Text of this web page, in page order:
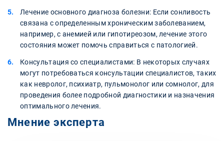
Лечение основного диагноза болезни: Если сонливость
связана с определенным хроническим заболеванием,
например, с анемией или гипотиреозом, лечение этого
состояния может помочь справиться с патологией.
Консультация со специалистами: В некоторых случаях
могут потребоваться консультации специалистов, таких
как невролог, психиатр, пульмонолог или сомнолог, для
проведения более подробной диагностики и назначения
оптимального лечения.
Мнение эксперта